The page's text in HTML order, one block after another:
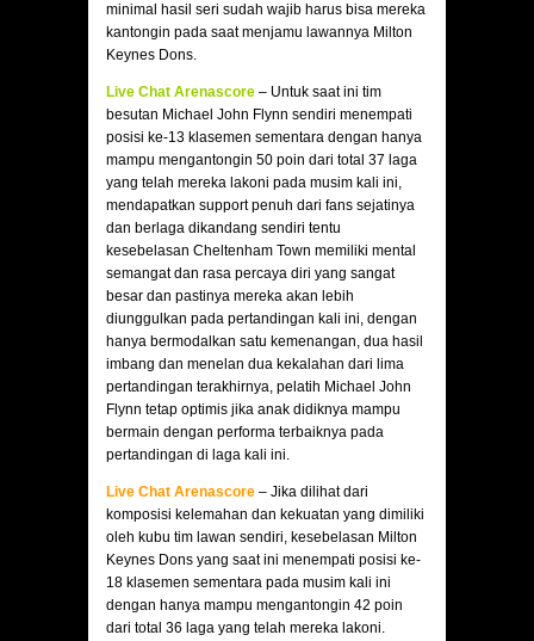
minimal hasil seri sudah wajib harus bisa mereka
kantongin pada saat menjamu lawannya Milton
Keynes Dons.
Live Chat Arenascore – Untuk saat ini tim
besutan Michael John Flynn sendiri menempati
posisi ke-13 klasemen sementara dengan hanya
mampu mengantongin 50 poin dari total 37 laga
yang telah mereka lakoni pada musim kali ini,
mendapatkan support penuh dari fans sejatinya
dan berlaga dikandang sendiri tentu
kesebelasan Cheltenham Town memiliki mental
semangat dan rasa percaya diri yang sangat
besar dan pastinya mereka akan lebih
diunggulkan pada pertandingan kali ini, dengan
hanya bermodalkan satu kemenangan, dua hasil
imbang dan menelan dua kekalahan dari lima
pertandingan terakhirnya, pelatih Michael John
Flynn tetap optimis jika anak didiknya mampu
bermain dengan performa terbaiknya pada
pertandingan di laga kali ini.
Live Chat Arenascore – Jika dilihat dari
komposisi kelemahan dan kekuatan yang dimiliki
oleh kubu tim lawan sendiri, kesebelasan Milton
Keynes Dons yang saat ini menempati posisi ke-
18 klasemen sementara pada musim kali ini
dengan hanya mampu mengantongin 42 poin
dari total 36 laga yang telah mereka lakoni.